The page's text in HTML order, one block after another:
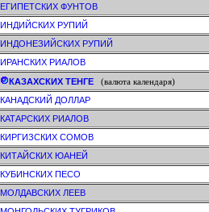
ЕГИПЕТСКИХ ФУНТОВ
ИНДИЙСКИХ РУПИЙ
ИНДОНЕЗИЙСКИХ РУПИЙ
ИРАНСКИХ РИАЛОВ
КАЗАХСКИХ ТЕНГЕ(валюта календаря)
КАНАДСКИЙ ДОЛЛАР
КАТАРСКИХ РИАЛОВ
КИРГИЗСКИХ СОМОВ
КИТАЙСКИХ ЮАНЕЙ
КУБИНСКИХ ПЕСО
МОЛДАВСКИХ ЛЕЕВ